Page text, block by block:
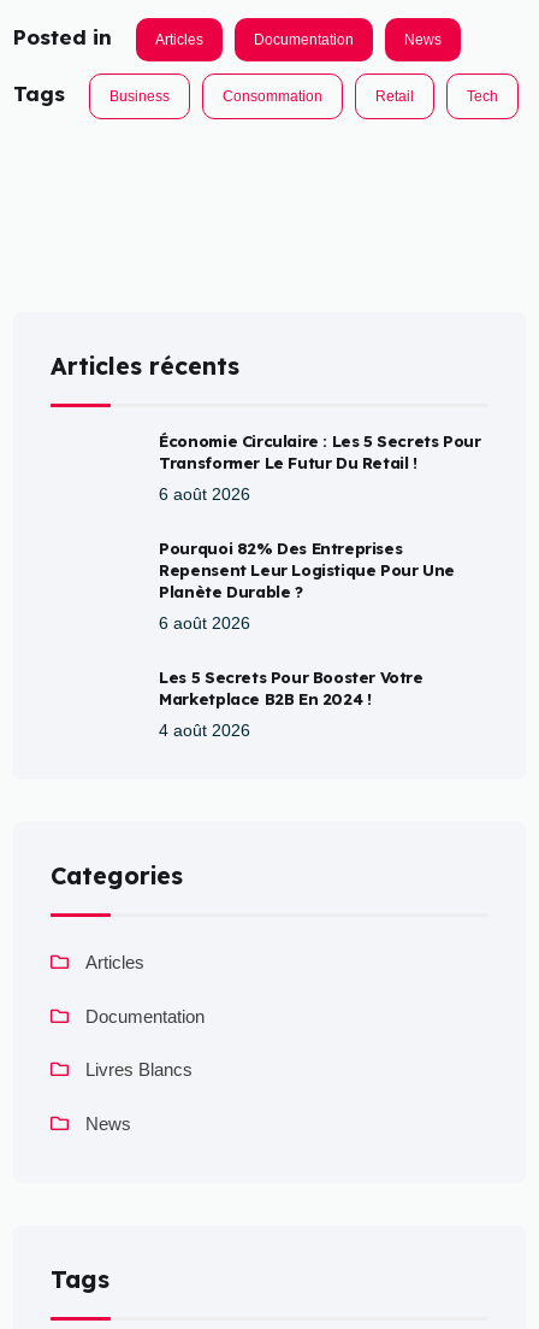
Posted in Articles Documentation News
Tags Business Consommation Retail Tech
Articles récents
Économie Circulaire : Les 5 Secrets Pour
Transformer Le Futur Du Retail !
6 août 2026
Pourquoi 82% Des Entreprises
Repensent Leur Logistique Pour Une
Planète Durable ?
6 août 2026
Les 5 Secrets Pour Booster Votre
Marketplace B2B En 2024 !
4 août 2026
Categories
Articles
Documentation
Livres Blancs
News
Tags